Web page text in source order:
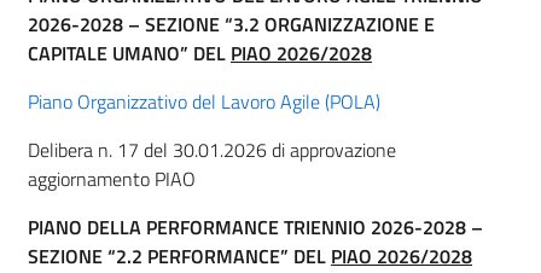
2026-2028 – SEZIONE “3.2 ORGANIZZAZIONE E
CAPITALE UMANO” DEL PIAO 2026/2028
Piano Organizzativo del Lavoro Agile (POLA)
Delibera n. 17 del 30.01.2026 di approvazione
aggiornamento PIAO
PIANO DELLA PERFORMANCE TRIENNIO 2026-2028 –
SEZIONE “2.2 PERFORMANCE” DEL PIAO 2026/2028